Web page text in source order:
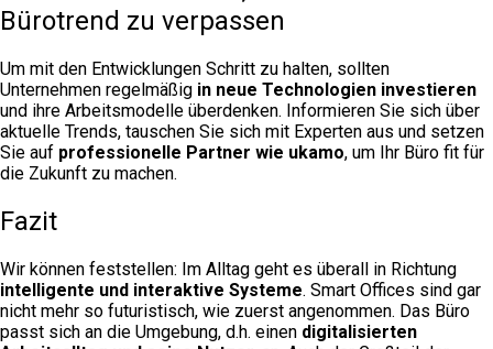
Bürotrend zu verpassen
Um mit den Entwicklungen Schritt zu halten, sollten
Unternehmen regelmäßig in neue Technologien investieren
und ihre Arbeitsmodelle überdenken. Informieren Sie sich über
aktuelle Trends, tauschen Sie sich mit Experten aus und setzen
Sie auf professionelle Partner wie ukamo, um Ihr Büro fit für
die Zukunft zu machen.
Fazit
Wir können feststellen: Im Alltag geht es überall in Richtung
intelligente und interaktive Systeme. Smart Offices sind gar
nicht mehr so futuristisch, wie zuerst angenommen. Das Büro
passt sich an die Umgebung, d.h. einen digitalisierten